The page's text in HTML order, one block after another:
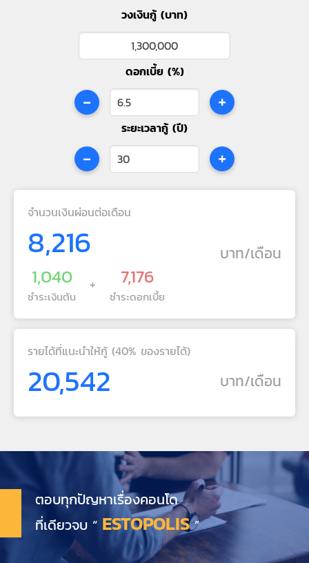
วงเงินกู้ (บาท)
ดอกเบี้ย (%)
- +
ระยะเวลากู้ (ปี)
- +
จำนวนเงินผ่อนต่อเดือน
8,216 บาท/เดือน
1,040
ชำระเงินต้น
+ 7,176
ชำระดอกเบี้ย
รายได้ที่แนะนำให้กู้ (40% ของรายได้)
20,542 บาท/เดือน
ตอบทุกปัญหาเรื่องคอนโด
ที่เดียวจบ “ ESTOPOLIS”